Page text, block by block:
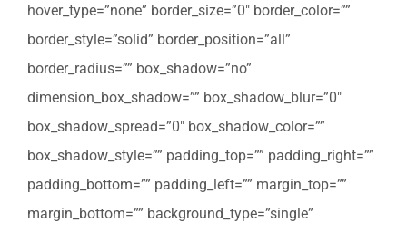
hover_type=”none” border_size=”0″ border_color=””
border_style=”solid” border_position=”all”
border_radius=”” box_shadow=”no”
dimension_box_shadow=”” box_shadow_blur=”0″
box_shadow_spread=”0″ box_shadow_color=””
box_shadow_style=”” padding_top=”” padding_right=””
padding_bottom=”” padding_left=”” margin_top=””
margin_bottom=”” background_type=”single”